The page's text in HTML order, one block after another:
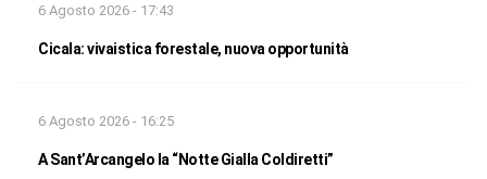
6 Agosto 2026 - 17:43
Cicala: vivaistica forestale, nuova opportunità
6 Agosto 2026 - 16:25
A Sant’Arcangelo la “Notte Gialla Coldiretti”